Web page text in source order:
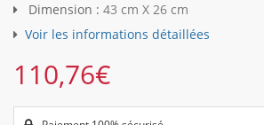
Dimension : 43 cm X 26 cm
Voir les informations détaillées
110,76€